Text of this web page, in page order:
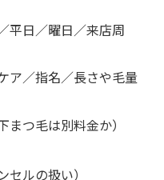
平日／曜日／来店周
ア／指名／長さや毛量
つ毛は別料金か）
ルの扱い）